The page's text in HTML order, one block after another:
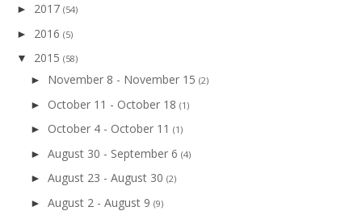
► 2017 (54)
► 2016 (5)
▼ 2015 (58)
► November 8 - November 15 (2)
► October 11 - October 18 (1)
► October 4 - October 11 (1)
► August 30 - September 6 (4)
► August 23 - August 30 (2)
► August 2 - August 9 (9)